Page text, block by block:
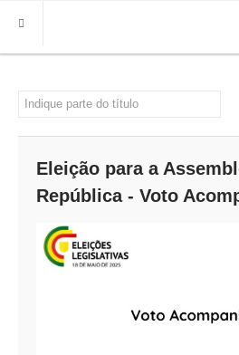
FREGUESIA
INFO
HISTÓRIA
ROTEIRO TURÍSTICO
TRANSPORTES
Indique parte do título
Eleição para a
República - Voto